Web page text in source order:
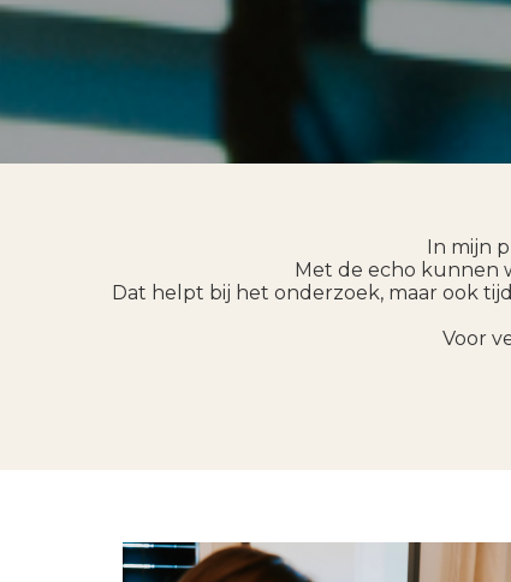
In mijn
Met de echo kunnen
Dat helpt bij het onderzoek, maar ook
Voor